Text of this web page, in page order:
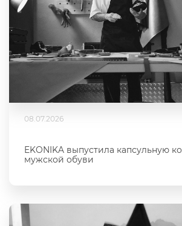
08.07.2026
EKONIKA выпустила капсульную
мужской обуви